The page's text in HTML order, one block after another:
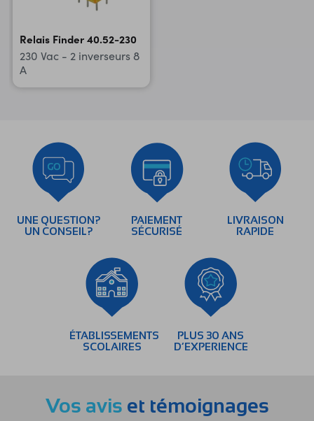
Relais Finder 40.52-230
230 Vac - 2 inverseurs 8
A
UNE QUESTION?
UN CONSEIL?
PAIEMENT
SÉCURISÉ
LIVRAISON
RAPIDE
ÉTABLISSEMENTS
SCOLAIRES
PLUS 30 ANS
D’EXPERIENCE
Vos avis et témoignages